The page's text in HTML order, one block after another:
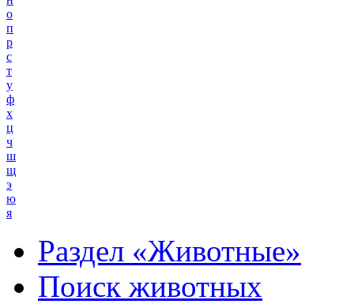
о
п
р
с
т
у
ф
х
ц
ч
ш
щ
э
ю
я
Раздел «Животные»
Поиск животных